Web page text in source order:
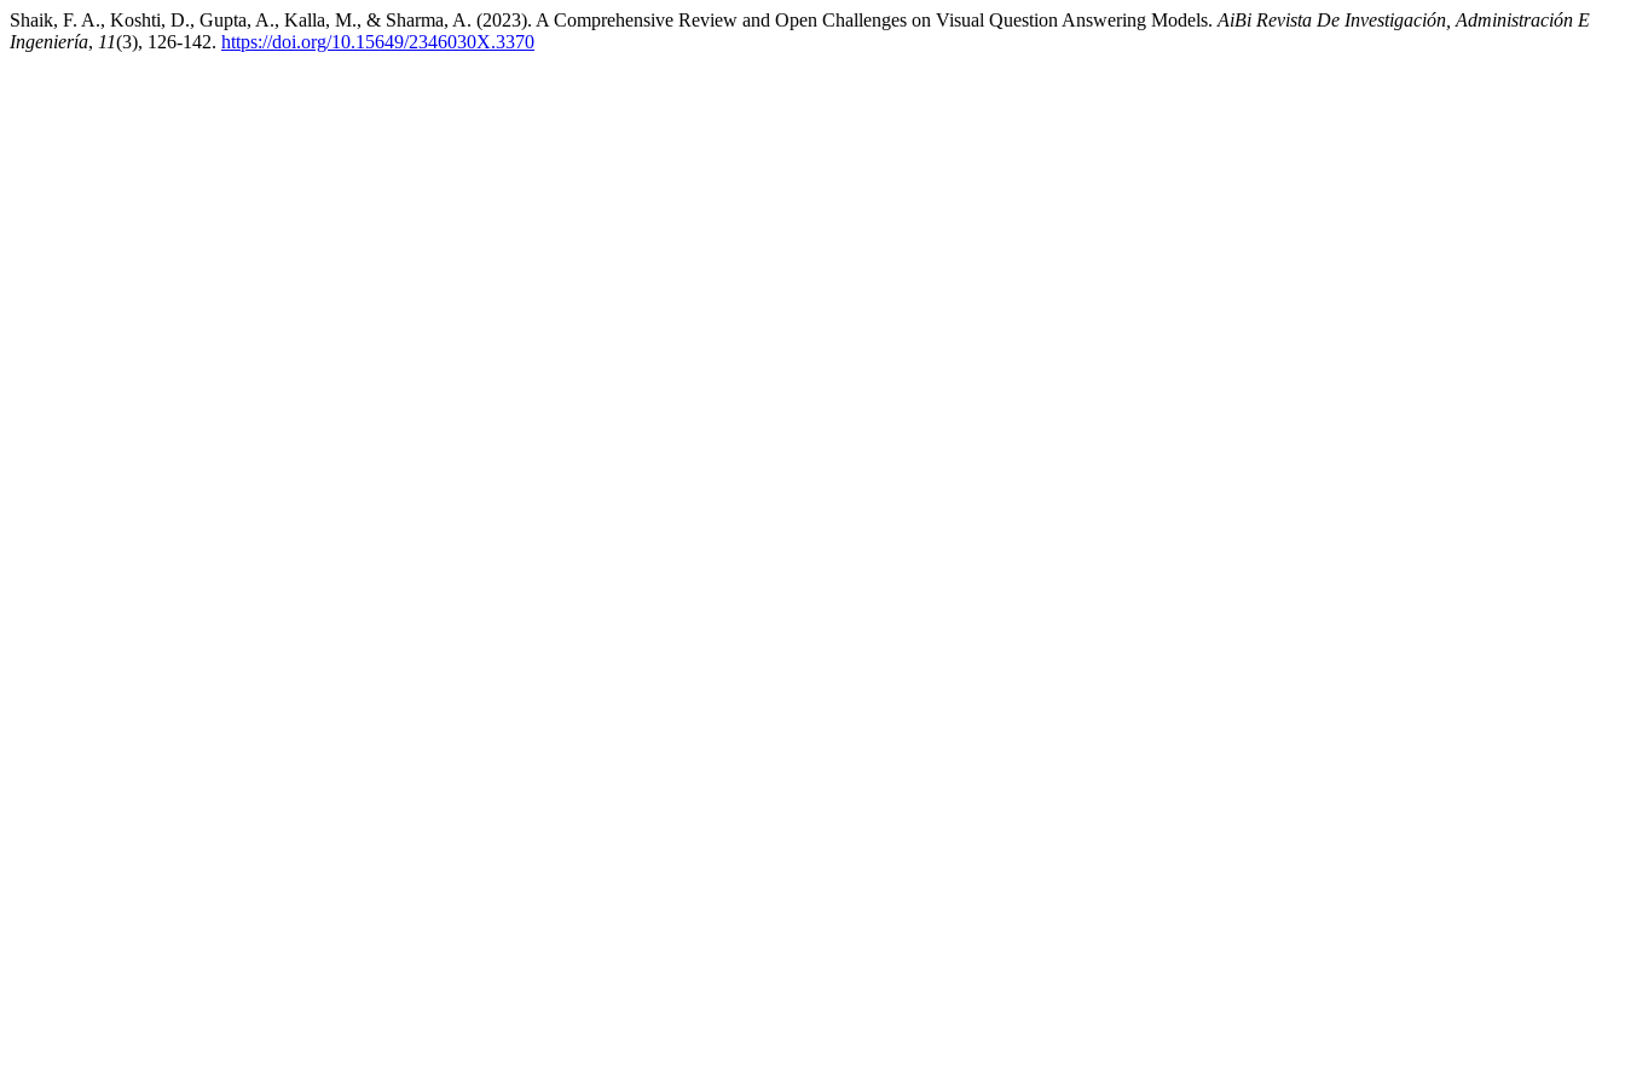
Shaik, F. A., Koshti, D., Gupta, A., Kalla, M., & Sharma, A. (2023). A Comprehensive Review and Open Challenges on Visual Question Answering Models. AiBi Revista De Investigación, Administración E
Ingeniería, 11(3), 126-142. https://doi.org/10.15649/2346030X.3370